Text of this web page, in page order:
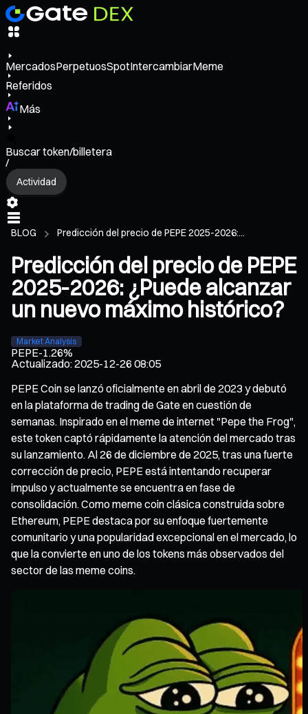
MercadosPerpetuosSpotIntercambiarMeme
Referidos
Más
Buscar token/billetera
/
Actividad
BLOG Predicción del precio de PEPE 2025-2026:...
Predicción del precio de PEPE
2025-2026: ¿Puede alcanzar
un nuevo máximo histórico?
Market Analysis
PEPE-1.26%
Actualizado:2025-12-26 08:05
PEPE Coin se lanzó oficialmente en abril de 2023 y debutó
en la plataforma de trading de Gate en cuestión de
semanas. Inspirado en el meme de internet "Pepe the Frog",
este token captó rápidamente la atención del mercado tras
su lanzamiento. Al 26 de diciembre de 2025, tras una fuerte
corrección de precio, PEPE está intentando recuperar
impulso y actualmente se encuentra en fase de
consolidación. Como meme coin clásica construida sobre
Ethereum, PEPE destaca por su enfoque fuertemente
comunitario y una popularidad excepcional en el mercado, lo
que la convierte en uno de los tokens más observados del
sector de las meme coins.